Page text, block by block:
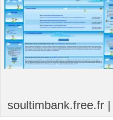
soultimbank.free.fr |